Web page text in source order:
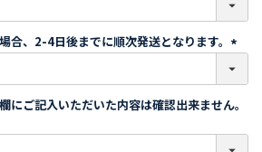
必
須
)
、2-4日後までに順次発送となります。
(
必
)
にご記入いただいた内容は確認出来ません。